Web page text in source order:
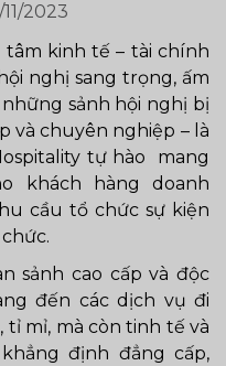
2023
kinh tế – tài chính
nghị sang trọng, ấm
sảnh hội nghị bị
và chuyên nghiệp – là
tự hào mang
khách hàng doanh
cầu tổ chức sự kiện
sảnh cao cấp và độc
đến các dịch vụ đi
mỉ, mà còn tinh tế và
định đẳng cấp,